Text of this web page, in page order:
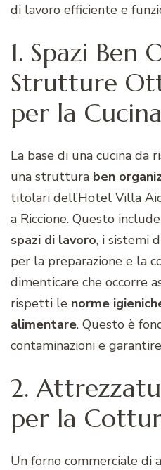
di lavoro efficiente e
1. Spazi Ben
Strutture
per la Cucina
La base di una cucina da
una struttura ben
titolari dell’Hotel Villa
a Riccione. Questo
spazi di lavoro, i sistemi
per la preparazione e la
dimenticare che occorre
rispetti le norme
alimentare. Questo è
contaminazioni e
2.
per la
Un forno commerciale di